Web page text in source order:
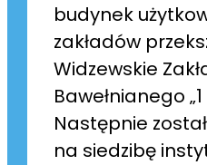
budynek
zakładów
Widzewskie
Bawełnianego
Następnie
na siedzibę